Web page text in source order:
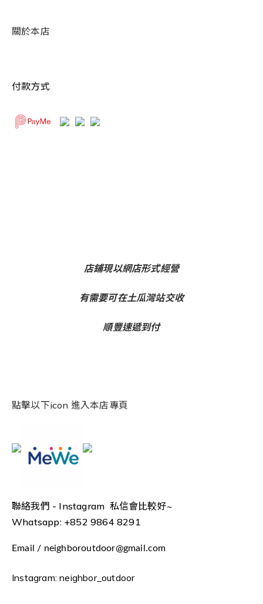
關於本店
付款方式
店鋪現以網店形式經營
有需要可在土瓜灣站交收
順豐速遞到付
點擊以下icon 進入本店專頁
聯絡我們 - Instagram 私信會比較好~
Whatsapp: +852 9864 8291
Email / neighboroutdoor@gmail.com
Instagram: neighbor_outdoor